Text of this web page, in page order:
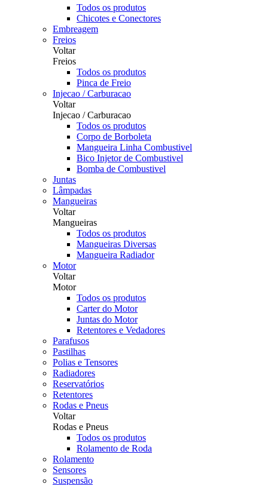
Todos os produtos
Chicotes e Conectores
Embreagem
Freios
Voltar
Freios
Todos os produtos
Pinca de Freio
Injecao / Carburacao
Voltar
Injecao / Carburacao
Todos os produtos
Corpo de Borboleta
Mangueira Linha Combustivel
Bico Injetor de Combustivel
Bomba de Combustivel
Juntas
Lâmpadas
Mangueiras
Voltar
Mangueiras
Todos os produtos
Mangueiras Diversas
Mangueira Radiador
Motor
Voltar
Motor
Todos os produtos
Carter do Motor
Juntas do Motor
Retentores e Vedadores
Parafusos
Pastilhas
Polias e Tensores
Radiadores
Reservatórios
Retentores
Rodas e Pneus
Voltar
Rodas e Pneus
Todos os produtos
Rolamento de Roda
Rolamento
Sensores
Suspensão